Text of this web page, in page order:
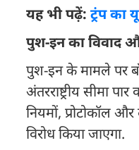
यह भी पढ़ें: ट्रंप का
पुश-इन का विवाद
पुश-इन के मामले पर
अंतरराष्ट्रीय सीमा
नियमों, प्रोटोकॉल
विरोध किया जाएगा.